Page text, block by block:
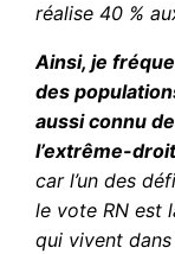
réalise 40 %
Ainsi, je
des
aussi connu
l’extrême-
car l’un des
le vote RN est
qui vivent